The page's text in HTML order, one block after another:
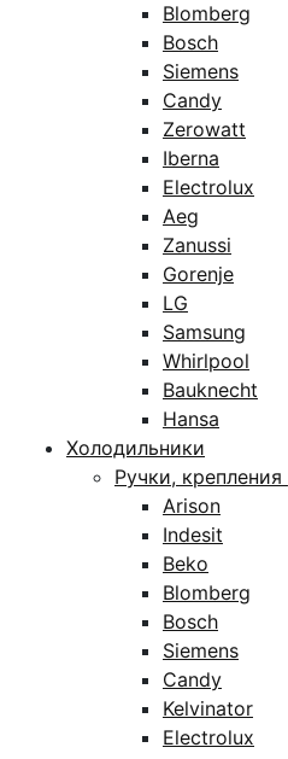
Blomberg
Bosch
Siemens
Candy
Zerowatt
Iberna
Electrolux
Aeg
Zanussi
Gorenje
LG
Samsung
Whirlpool
Bauknecht
Hansa
Холодильники
Ручки, крепления
Arison
Indesit
Beko
Blomberg
Bosch
Siemens
Candy
Kelvinator
Electrolux